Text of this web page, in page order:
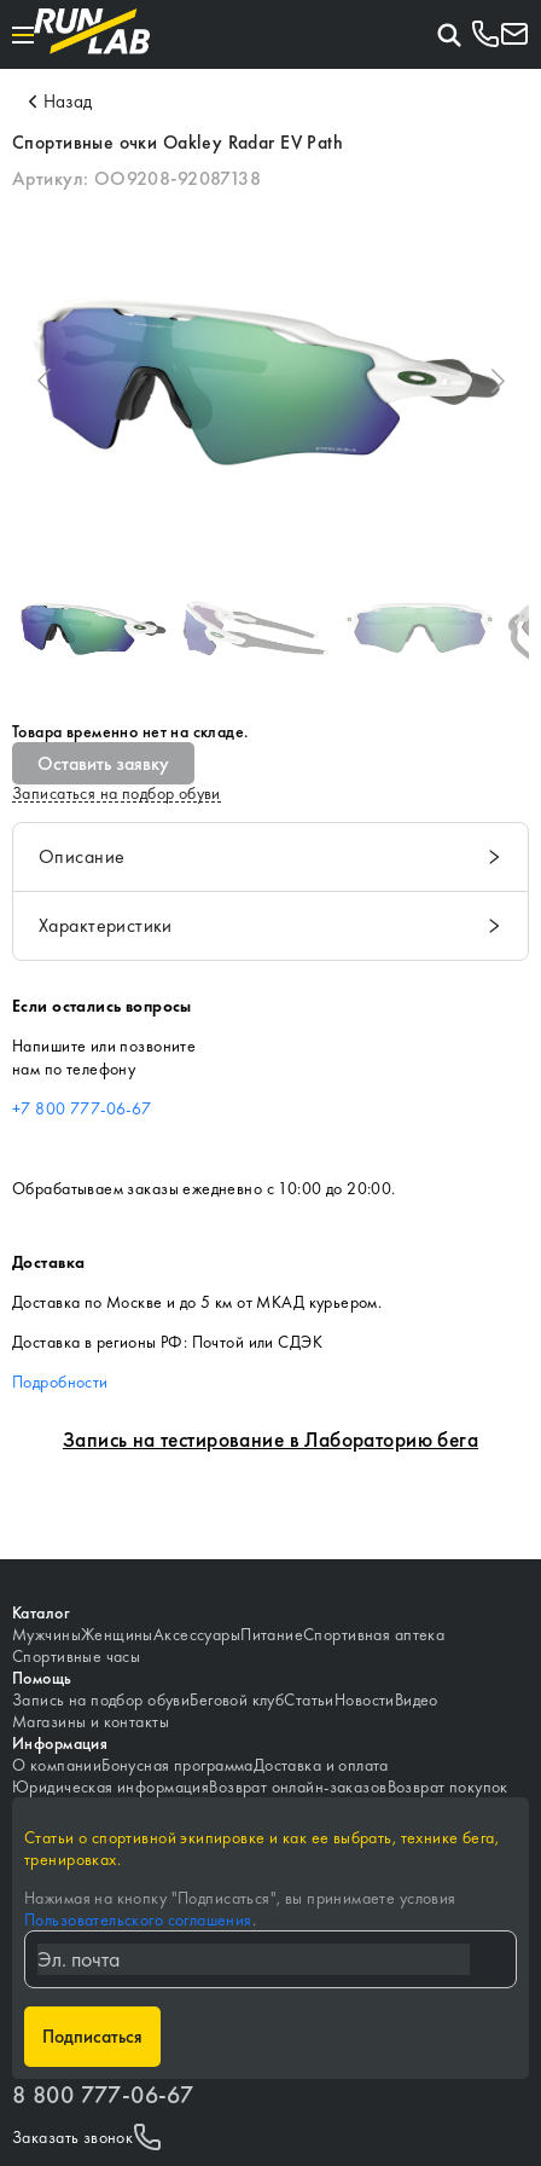
Назад
Спортивные очки Oakley Radar EV Path
Артикул: OO9208-92087138
Запись на тестирование в Лабораторию бега
Товара временно нет на складе.
Оставить заявку
Записаться на подбор обуви
Описание
Характеристики
Если остались вопросы
Напишите или позвоните
нам по телефону
+7 800 777-06-67
Обрабатываем заказы ежедневно с 10:00 до 20:00.
Доставка
Доставка по Москве и до 5 км от МКАД курьером.
Доставка в регионы РФ: Почтой или СДЭК
Подробности
Каталог
МужчиныЖенщиныАксессуарыПитаниеСпортивная аптека
Спортивные часы
Помощь
Запись на подбор обувиБеговой клубСтатьиНовостиВидео
Магазины и контакты
Информация
О компанииБонусная программаДоставка и оплата
Юридическая информацияВозврат онлайн-заказовВозврат покупок
Статьи о спортивной экипировке и как ее выбрать, технике бега,
тренировках.
Нажимая на кнопку "Подписаться", вы принимаете условия
Пользовательского соглашения.
Подписаться
8 800 777-06-67
Заказать звонок